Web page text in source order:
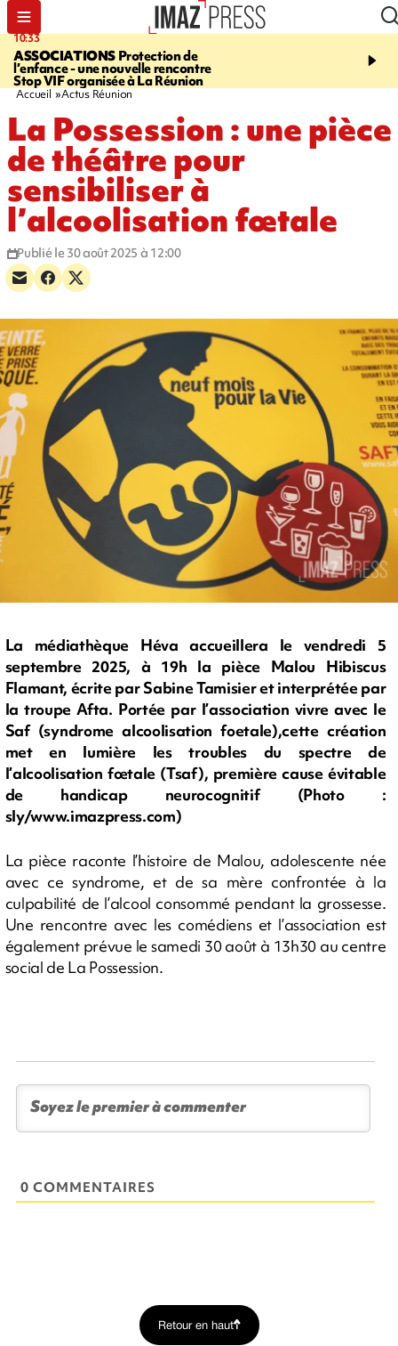
10:33
ASSOCIATIONSProtection de
l’enfance - une nouvelle rencontre
Stop VIF organisée à La Réunion
15:03
Vaste feu
l'ouest du pays, 20.000
Accueil Actus Réunion
La Possession : une pièce
de théâtre pour
sensibiliser à
l’alcoolisation fœtale
Publié le 30 août 2025 à 12:00
La médiathèque Héva accueillera le vendredi 5
septembre 2025, à 19h la pièce Malou Hibiscus
Flamant, écrite par Sabine Tamisier et interprétée par
la troupe Afta. Portée par l’association vivre avec le
Saf (syndrome alcoolisation foetale),cette création
met en lumière les troubles du spectre de
l’alcoolisation fœtale (Tsaf), première cause évitable
de handicap neurocognitif (Photo :
sly/www.imazpress.com)
La pièce raconte l’histoire de Malou, adolescente née
avec ce syndrome, et de sa mère confrontée à la
culpabilité de l’alcool consommé pendant la grossesse.
Une rencontre avec les comédiens et l’association est
également prévue le samedi 30 août à 13h30 au centre
social de La Possession.
0 COMMENTAIRES
Retour en haut